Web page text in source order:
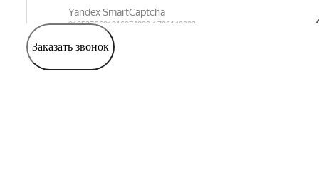
Заказать звонок